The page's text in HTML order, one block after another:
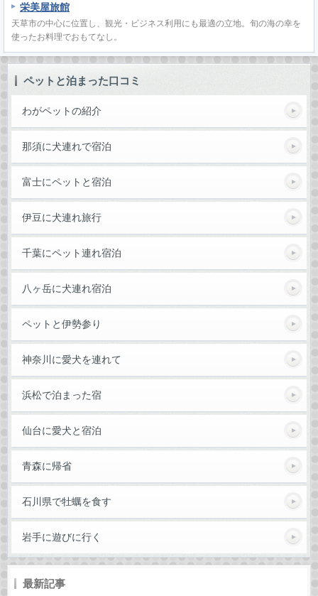
栄美屋旅館
天草市の中心に位置し、観光・ビジネス利用にも最適の立地。旬の海の幸を
使ったお料理でおもてなし。
ペットと泊まった口コミ
わがペットの紹介
那須に犬連れで宿泊
富士にペットと宿泊
伊豆に犬連れ旅行
千葉にペット連れ宿泊
八ヶ岳に犬連れ宿泊
ペットと伊勢参り
神奈川に愛犬を連れて
浜松で泊まった宿
仙台に愛犬と宿泊
青森に帰省
石川県で牡蠣を食す
岩手に遊びに行く
最新記事